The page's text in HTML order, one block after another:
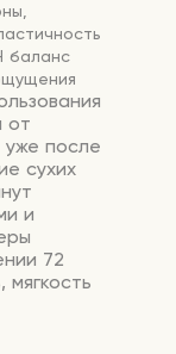
баланс
от
после
сухих
и
72
мягкость